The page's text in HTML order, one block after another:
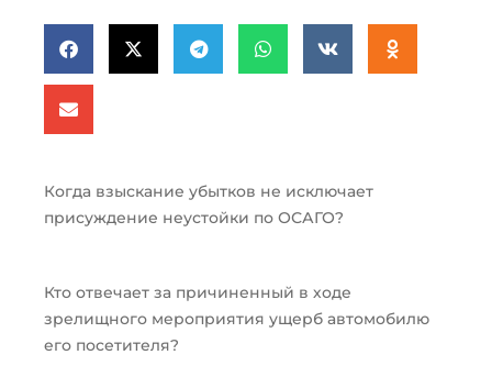
Когда взыскание убытков не исключает
присуждение неустойки по ОСАГО?
Кто отвечает за причиненный в ходе
зрелищного мероприятия ущерб автомобилю
его посетителя?